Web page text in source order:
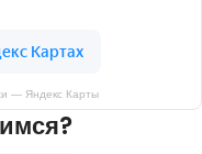
— Яндекс Карты